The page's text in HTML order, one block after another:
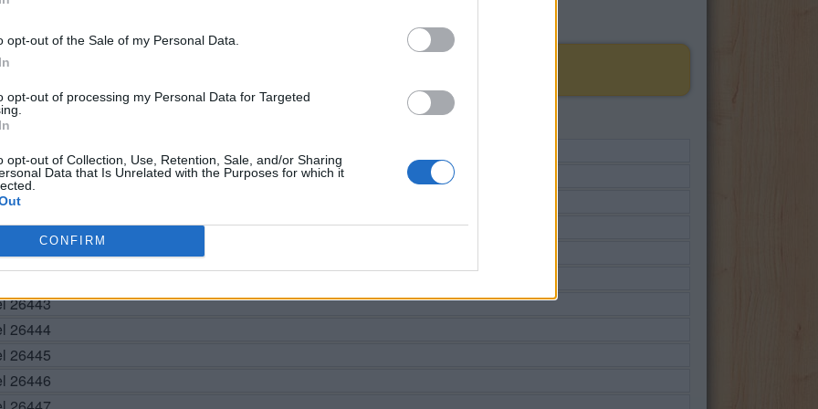
opt-out of the Sale of my Personal Data.
opt-out of processing my Personal Data for Targeted
opt-out of Collection, Use, Retention, Sale, and/or Sharing
Data that Is Unrelated with the Purposes for which it
CONFIRM
26438
26440
26441
26442
26443
26444
26445
26446